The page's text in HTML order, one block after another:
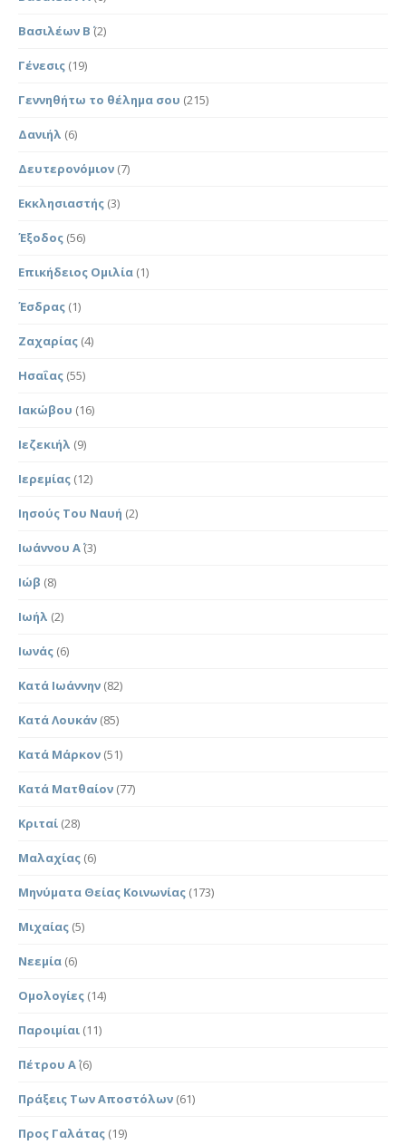
Βασιλέων Β΄ (2)
Γένεσις (19)
Γεννηθήτω το θέλημα σου (215)
Δανιήλ (6)
Δευτερονόμιον (7)
Εκκλησιαστής (3)
Έξοδος (56)
Επικήδειος Ομιλία (1)
Έσδρας (1)
Ζαχαρίας (4)
Ησαΐας (55)
Ιακώβου (16)
Ιεζεκιήλ (9)
Ιερεμίας (12)
Ιησούς Του Ναυή (2)
Ιωάννου Α΄(3)
Ιώβ (8)
Ιωήλ (2)
Ιωνάς (6)
Κατά Ιωάννην (82)
Κατά Λουκάν (85)
Κατά Μάρκον (51)
Κατά Ματθαίον (77)
Κριταί (28)
Μαλαχίας (6)
Μηνύματα Θείας Κοινωνίας (173)
Μιχαίας (5)
Νεεμία (6)
Ομολογίες (14)
Παροιμίαι (11)
Πέτρου Α΄(6)
Πράξεις Των Αποστόλων (61)
Προς Γαλάτας (19)